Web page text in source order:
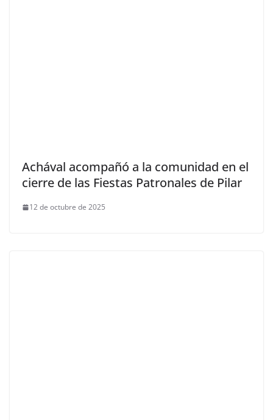
Achával acompañó a la comunidad en el
cierre de las Fiestas Patronales de Pilar
12 de octubre de 2025